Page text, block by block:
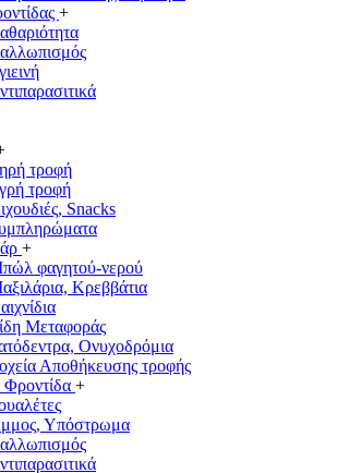
+
τροφή
τροφή
Snacks
+
φαγητού-νερού
Κρεββάτια
Μεταφοράς
Ονυχοδρόμια
Αποθήκευσης τροφής
Φροντίδα +
Υπόστρωμα